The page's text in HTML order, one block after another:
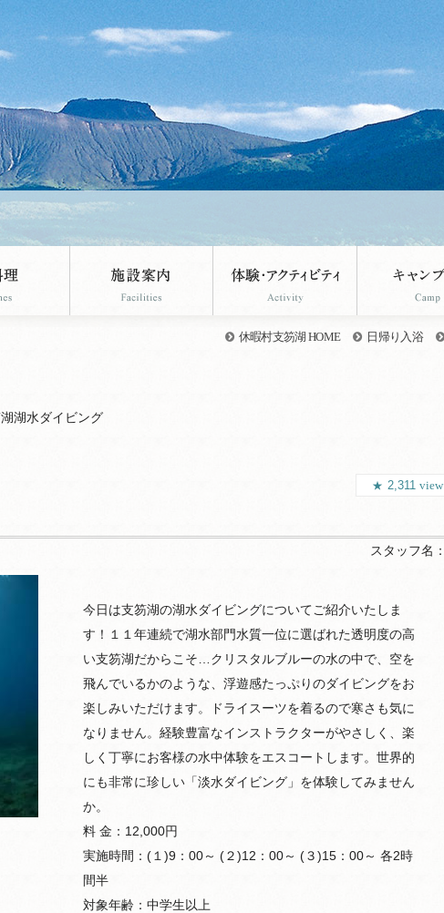
休暇村支笏湖 HOME 日帰り入浴
湖水ダイビング
2,311 view
スタッフ名：
今日は支笏湖の湖水ダイビングについてご紹介いたしま
す！１１年連続で湖水部門水質一位に選ばれた透明度の高
い支笏湖だからこそ…クリスタルブルーの水の中で、空を
飛んでいるかのような、浮遊感たっぷりのダイビングをお
楽しみいただけます。ドライスーツを着るので寒さも気に
なりません。経験豊富なインストラクターがやさしく、楽
しく丁寧にお客様の水中体験をエスコートします。世界的
にも非常に珍しい「淡水ダイビング」を体験してみません
か。
料 金：12,000円
実施時間：(１)9：00～ (２)12：00～ (３)15：00～ 各2時
間半
対象年齢：中学生以上